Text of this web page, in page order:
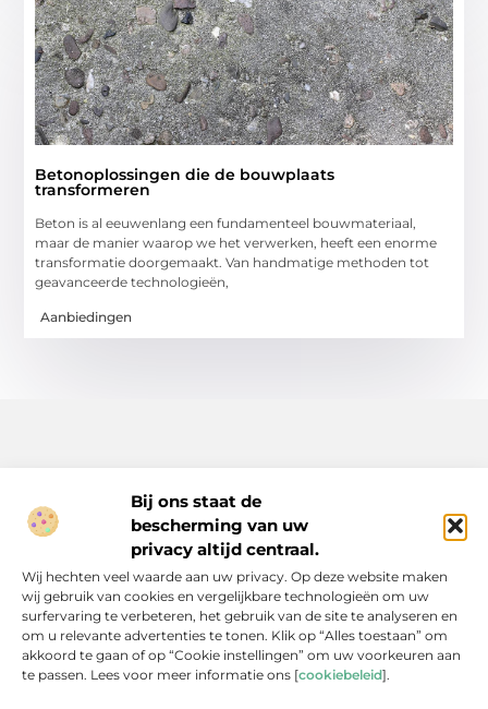
Bij ons staat de
bescherming van uw
privacy altijd centraal.
Wij hechten veel waarde aan uw privacy. Op deze website maken
wij gebruik van cookies en vergelijkbare technologieën om uw
surfervaring te verbeteren, het gebruik van de site te analyseren en
om u relevante advertenties te tonen. Klik op “Alles toestaan” om
akkoord te gaan of op “Cookie instellingen” om uw voorkeuren aan
te passen. Lees voor meer informatie ons [cookiebeleid].
Betonoplossingen die de bouwplaats
transformeren
Beton is al eeuwenlang een fundamenteel bouwmateriaal,
maar de manier waarop we het verwerken, heeft een enorme
transformatie doorgemaakt. Van handmatige methoden tot
geavanceerde technologieën,
Aanbiedingen
Inspiratie, tips en verhalen voor elk moment.
Ontdek een breed scala aan artikelen en blogs die je dagelijks
leven verrijken, van praktische adviezen tot boeiende verhalen.
Bericht categorie